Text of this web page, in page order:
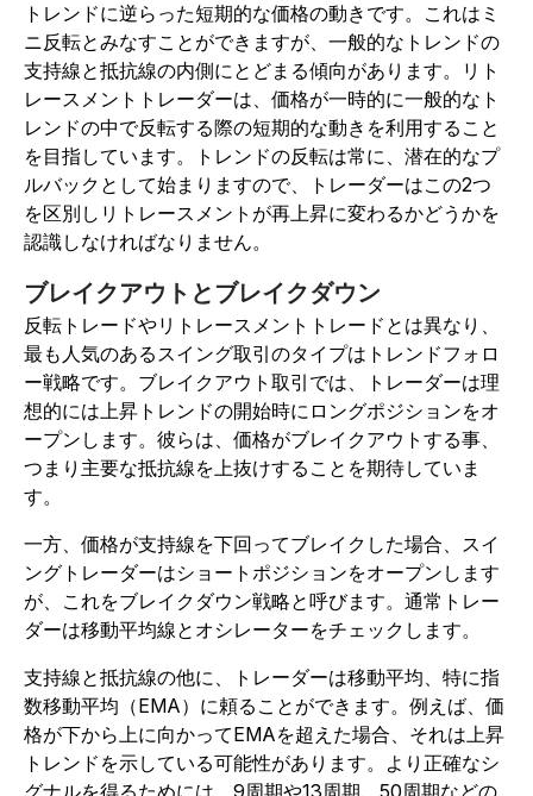
トレンドに逆らった短期的な価格の動きです。これはミ
ニ反転とみなすことができますが、一般的なトレンドの
支持線と抵抗線の内側にとどまる傾向があります。リト
レースメントトレーダーは、価格が一時的に一般的なト
レンドの中で反転する際の短期的な動きを利用すること
を目指しています。トレンドの反転は常に、潜在的なプ
ルバックとして始まりますので、トレーダーはこの2つ
を区別しリトレースメントが再上昇に変わるかどうかを
認識しなければなりません。
ブレイクアウトとブレイクダウン
反転トレードやリトレースメントトレードとは異なり、
最も人気のあるスイング取引のタイプはトレンドフォロ
ー戦略です。ブレイクアウト取引では、トレーダーは理
想的には上昇トレンドの開始時にロングポジションをオ
ープンします。彼らは、価格がブレイクアウトする事、
つまり主要な抵抗線を上抜けすることを期待していま
す。
一方、価格が支持線を下回ってブレイクした場合、スイ
ングトレーダーはショートポジションをオープンします
が、これをブレイクダウン戦略と呼びます。通常トレー
ダーは移動平均線とオシレーターをチェックします。
支持線と抵抗線の他に、トレーダーは移動平均、特に指
数移動平均（EMA）に頼ることができます。例えば、価
格が下から上に向かってEMAを超えた場合、それは上昇
トレンドを示している可能性があります。より正確なシ